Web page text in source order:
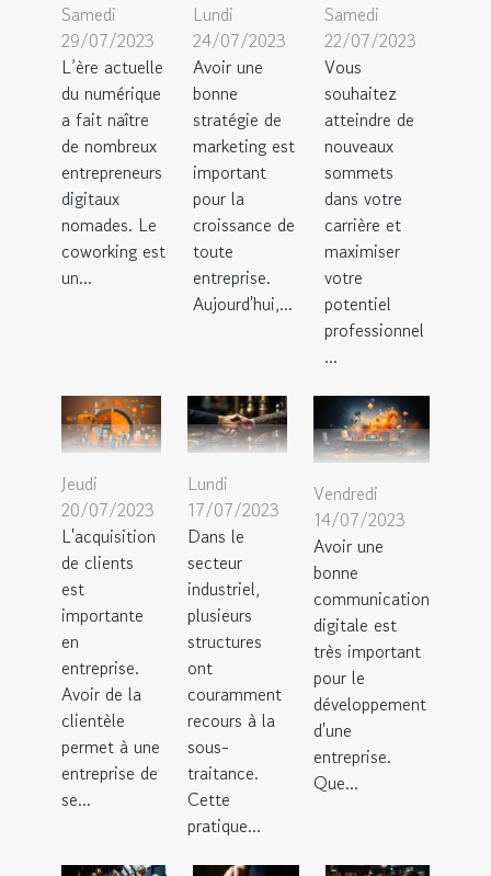
Samedi
29/07/2023
L’ère actuelle
du numérique
a fait naître
de nombreux
entrepreneurs
digitaux
nomades. Le
coworking est
un...
Lundi
24/07/2023
Avoir une
bonne
stratégie de
marketing est
important
pour la
croissance de
toute
entreprise.
Aujourd'hui,...
Samedi
22/07/2023
Vous
souhaitez
atteindre de
nouveaux
sommets
dans votre
carrière et
maximiser
votre
potentiel
professionnel
...
Jeudi
20/07/2023
L'acquisition
de clients
est
importante
en
entreprise.
Avoir de la
clientèle
permet à une
entreprise de
se...
Lundi
17/07/2023
Dans le
secteur
industriel,
plusieurs
structures
ont
couramment
recours à la
sous-
traitance.
Cette
pratique...
Vendredi
14/07/2023
Avoir une
bonne
communication
digitale est
très important
pour le
développement
d'une
entreprise.
Que...